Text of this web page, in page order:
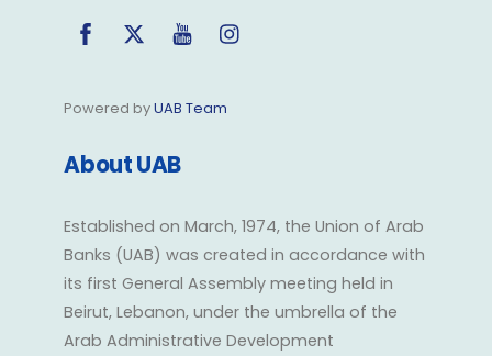
Facebook
Twitter YouTube
Powered byUAB Team
About UAB
Established on March, 1974, the Union of Arab
Banks (UAB) was created in accordance with
its first General Assembly meeting held in
Beirut, Lebanon, under the umbrella of the
Arab Administrative Development